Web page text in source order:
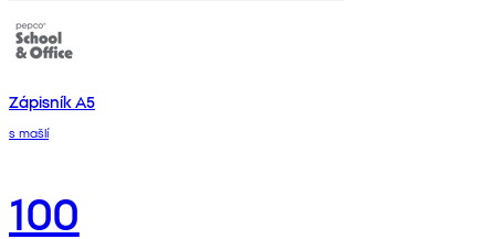
Zápisník A5
s mašlí
100